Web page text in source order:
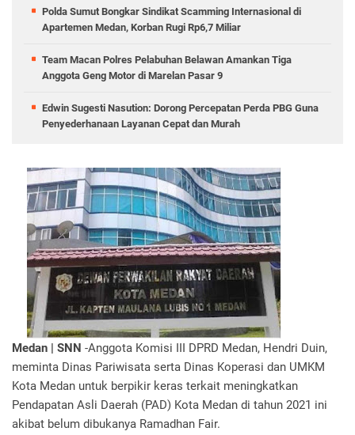
Polda Sumut Bongkar Sindikat Scamming Internasional di
Apartemen Medan, Korban Rugi Rp6,7 Miliar
Team Macan Polres Pelabuhan Belawan Amankan Tiga
Anggota Geng Motor di Marelan Pasar 9
Edwin Sugesti Nasution: Dorong Percepatan Perda PBG Guna
Penyederhanaan Layanan Cepat dan Murah
Medan | SNN -Anggota Komisi III DPRD Medan, Hendri Duin,
meminta Dinas Pariwisata serta Dinas Koperasi dan UMKM
Kota Medan untuk berpikir keras terkait meningkatkan
Pendapatan Asli Daerah (PAD) Kota Medan di tahun 2021 ini
akibat belum dibukanya Ramadhan Fair.